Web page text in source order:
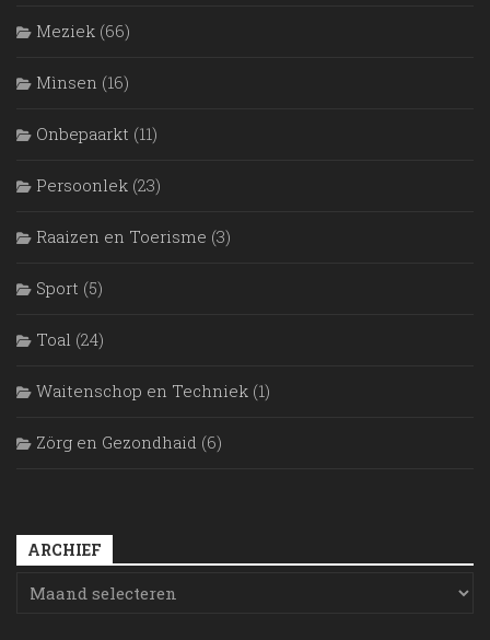
Meziek (66)
Mìnsen (16)
Onbepaarkt (11)
Persoonlek (23)
Raaizen en Toerisme (3)
Sport (5)
Toal (24)
Waitenschop en Techniek (1)
Zörg en Gezondhaid (6)
ARCHIEF